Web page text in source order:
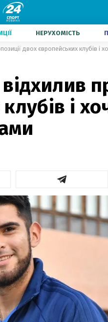
НЕРУХОМІСТЬ
двох європейських клубів і
і